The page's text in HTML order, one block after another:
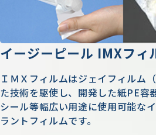
イージーピール IMXフィ
ＩＭＸフィルムはジェイフィルム
た技術を駆使し、開発した紙PE容
シール等幅広い用途に使用可能な
ラントフィルムです。